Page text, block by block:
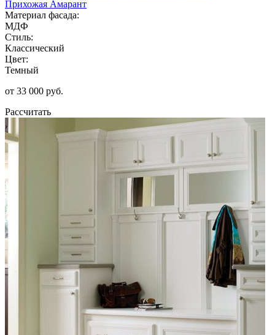
Прихожая Амарант
Материал фасада:
МДФ
Стиль:
Классический
Цвет:
Темный
от 33 000 руб.
Рассчитать